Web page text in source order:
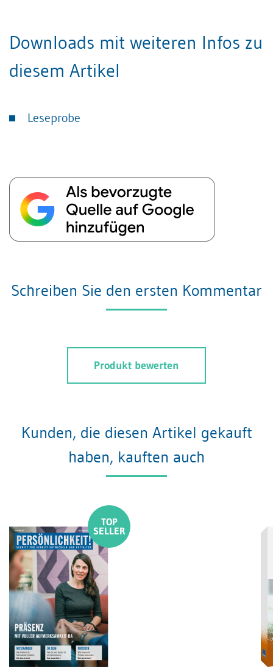
Downloads mit weiteren Infos zu
diesem Artikel
Leseprobe
Schreiben Sie den ersten Kommentar
Produkt bewerten
Kunden, die diesen Artikel gekauft
haben, kauften auch